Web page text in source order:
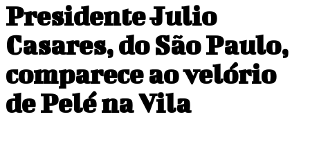
Presidente Julio
Casares, do São Paulo,
comparece ao velório
de Pelé na Vila